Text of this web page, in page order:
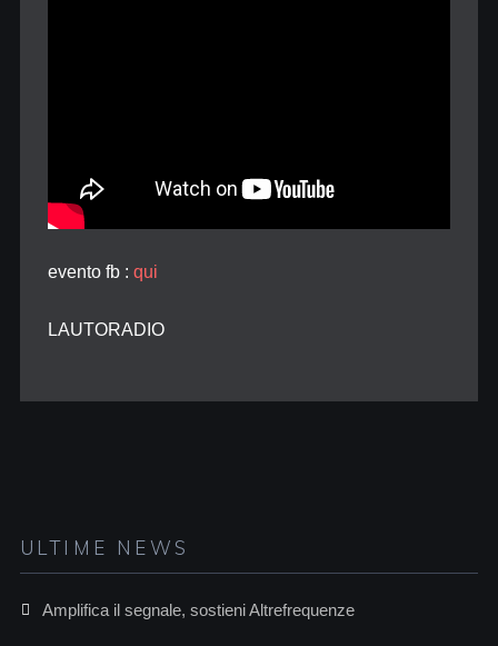
evento fb : qui
LAUTORADIO
ULTIME NEWS
Amplifica il segnale, sostieni Altrefrequenze